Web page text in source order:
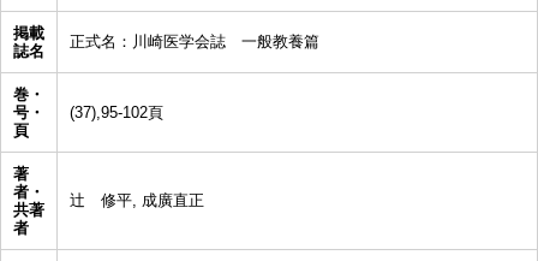
掲載
誌名
正式名：川崎医学会誌 一般教養篇
巻・
号・
頁
(37),95-102頁
著
者・
共著
者
辻 修平, 成廣直正